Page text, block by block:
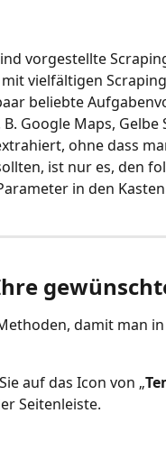
vorgestellte
vielfältigen
beliebte
Google Maps, Gelbe
ohne dass
ist nur es, den
in den
damit man
auf das Icon von „
Seitenleiste.